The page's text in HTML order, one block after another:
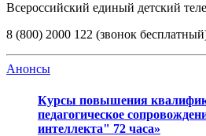
Всероссийский единый детский
8 (800) 2000 122 (звонок
Анонсы
Курсы повышения
педагогическое
интеллекта" 72 часа»